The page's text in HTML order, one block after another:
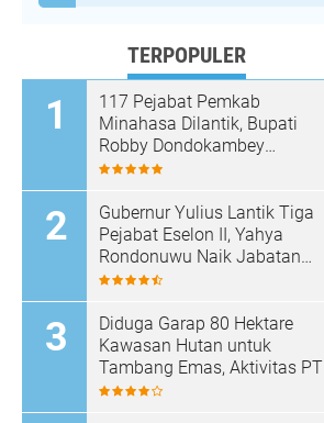
TERPOPULER
117 Pejabat Pemkab
Minahasa Dilantik, Bupati
Robby Dondokambey
Tekankan Integritas dan
Gubernur Yulius Lantik Tiga
Pejabat Eselon II, Yahya
Rondonuwu Naik Jabatan
Pimpin Dinas Pendidikan
Diduga Garap 80 Hektare
Kawasan Hutan untuk
Tambang Emas, Aktivitas PT
Sinar Mobagu Group Diselidiki